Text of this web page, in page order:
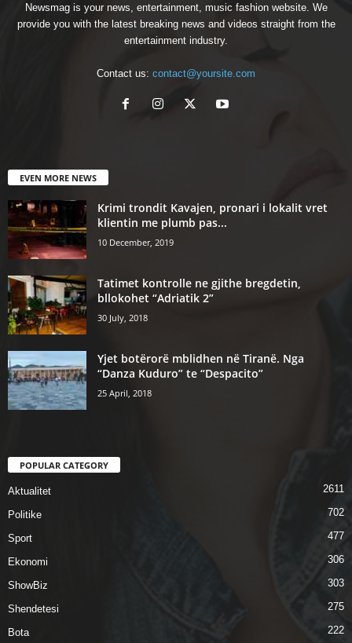
Newsmag is your news, entertainment, music fashion website. We
provide you with the latest breaking news and videos straight from the
entertainment industry.
Contact us: contact@yoursite.com
EVEN MORE NEWS
Krimi trondit Kavajen, pronari i lokalit vret
klientin me plumb pas...
10 December, 2019
Tatimet kontrolle ne gjithe bregdetin,
bllokohet “Adriatik 2”
30 July, 2018
Yjet botërorë mblidhen në Tiranë. Nga
“Danza Kuduro” te “Despacito”
25 April, 2018
POPULAR CATEGORY
Aktualitet 2611
Politike 702
Sport 477
Ekonomi 306
ShowBiz 303
Shendetesi 275
Bota 222